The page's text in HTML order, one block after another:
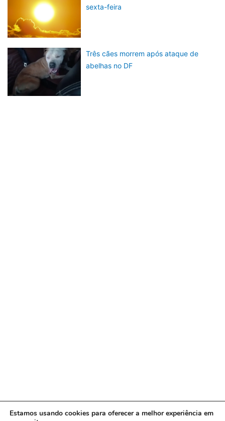
sexta-feira
Três cães morrem após ataque de
abelhas no DF
Estamos usando cookies para oferecer a melhor experiência em